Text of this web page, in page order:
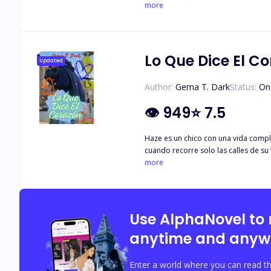
pretendo agradarles, solo quiero
more
Updated Lo Que Dice El
Author: Gema T. DarkStatus:
👁 949⭐7.5
Haze es un chico con una vida
cuando recorre solo las calles de su vecindario, su vida es cualquier
pelirrojo que no deja de observarlo
hermosos y misteriosos ojos verdes.
more
Use AlphaNovel to
anytime and
Enter a world where you can read